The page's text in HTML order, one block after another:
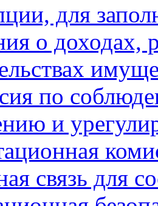
для
о доходах,
по
и
связь для